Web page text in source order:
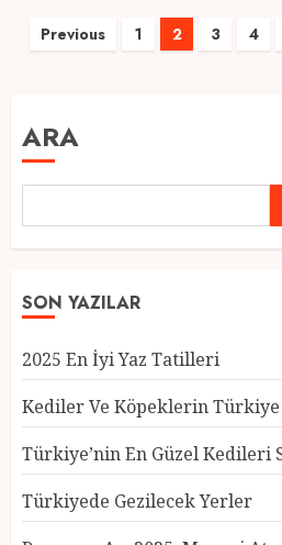
Yazı
Previous 1 2 3 4
ARA
SON YAZILAR
2025 En İyi Yaz Tatilleri
Kediler Ve Köpeklerin
Türkiye’nin En Güzel Kedileri
Türkiyede Gezilecek Yerler
Seçildi